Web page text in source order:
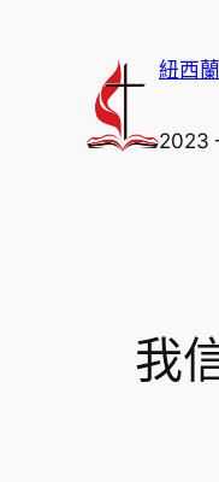
紐西
2023
我